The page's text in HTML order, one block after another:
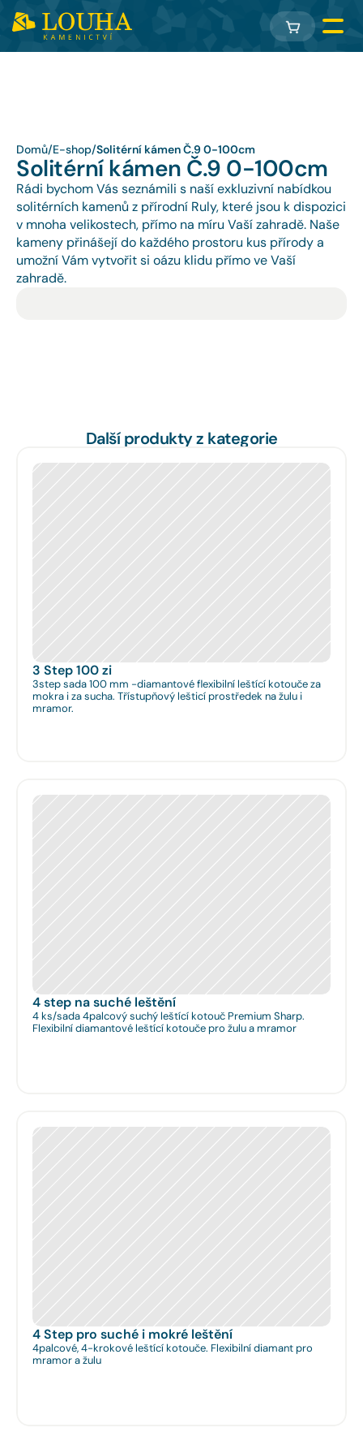
Domů/E-shop/Solitérní kámen Č.9 0-100cm
Solitérní kámen Č.9 0-100cm
Rádi bychom Vás seznámili s naší exkluzivní nabídkou
solitérních kamenů z přírodní Ruly, které jsou k dispozici
v mnoha velikostech, přímo na míru Vaší zahradě. Naše
kameny přinášejí do každého prostoru kus přírody a
umožní Vám vytvořit si oázu klidu přímo ve Vaší
zahradě.
Další produkty z kategorie
3 Step 100 zi
3step sada 100 mm -diamantové flexibilní leštící kotouče za
mokra i za sucha. Třístupňový lešticí prostředek na žulu i
mramor.
4 step na suché leštění
4 ks/sada 4palcový suchý leštící kotouč Premium Sharp.
Flexibilní diamantové leštící kotouče pro žulu a mramor
4 Step pro suché i mokré leštění
4palcové, 4-krokové leštící kotouče. Flexibilní diamant pro
mramor a žulu